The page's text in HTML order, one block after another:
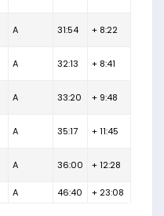
A 31:54 + 8:22
A 32:13 + 8:41
A 33:20 + 9:48
A 35:17 + 11:45
A 36:00 + 12:28
A 46:40 + 23:08